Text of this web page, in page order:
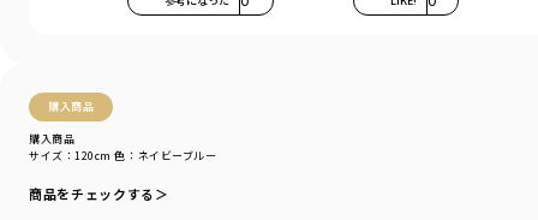
購入商品
購入商品
サイズ：120cm 色：ネイビーブルー
商品をチェックする＞